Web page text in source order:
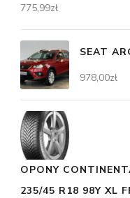
775,99zł
SEAT
978,00zł
OPONY
235/45 R18 98Y XL